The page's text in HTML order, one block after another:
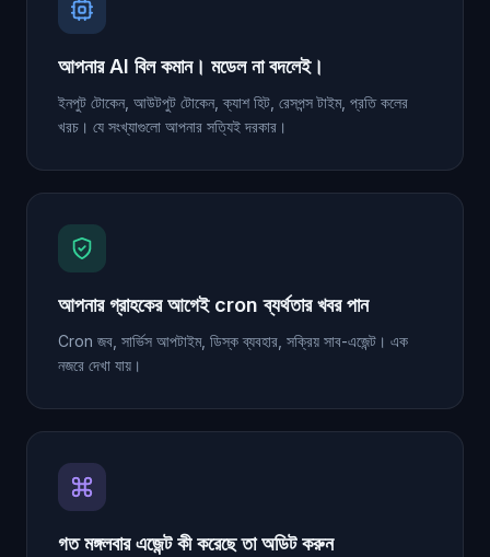
আপনার AI বিল কমান। মডেল না বদলেই।
ইনপুট টোকেন, আউটপুট টোকেন, ক্যাশ হিট, রেসপন্স টাইম, প্রতি কলের
খরচ। যে সংখ্যাগুলো আপনার সত্যিই দরকার।
আপনার গ্রাহকের আগেই cron ব্যর্থতার খবর পান
Cron জব, সার্ভিস আপটাইম, ডিস্ক ব্যবহার, সক্রিয় সাব-এজেন্ট। এক
নজরে দেখা যায়।
গত মঙ্গলবার এজেন্ট কী করেছে তা অডিট করুন